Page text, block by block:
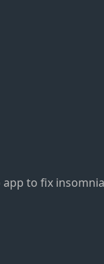
app to fix insomnia